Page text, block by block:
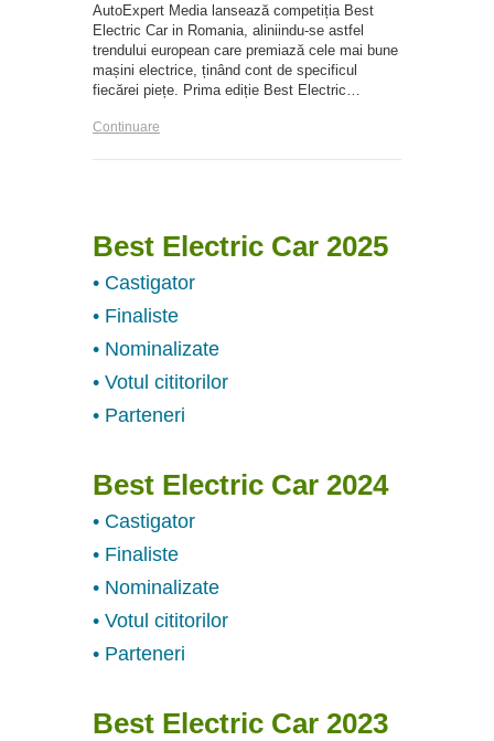
AutoExpert Media lansează competiția Best
Electric Car in Romania, aliniindu-se astfel
trendului european care premiază cele mai bune
mașini electrice, ținând cont de specificul
fiecărei piețe. Prima ediție Best Electric…
Continuare
Best Electric Car 2025
• Castigator
• Finaliste
• Nominalizate
• Votul cititorilor
• Parteneri
Best Electric Car 2024
• Castigator
• Finaliste
• Nominalizate
• Votul cititorilor
• Parteneri
Best Electric Car 2023